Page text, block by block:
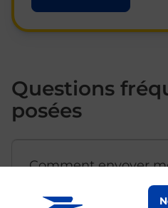
Questions
posées
Comment envoyer